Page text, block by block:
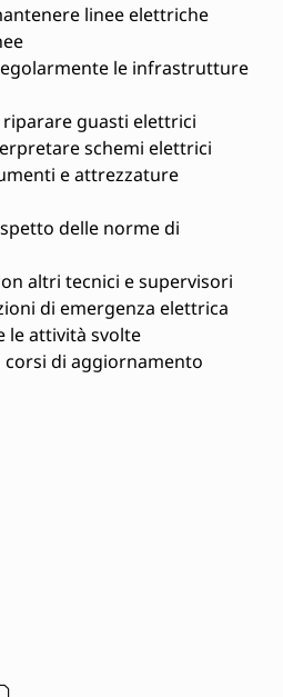
linee elettriche
le infrastrutture
guasti elettrici
schemi elettrici
e attrezzature
delle norme di
altri tecnici e supervisori
di emergenza elettrica
le attività svolte
corsi di aggiornamento